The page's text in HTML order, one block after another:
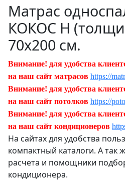
Матрас
КОКОС Н
70х200 см.
Внимание! для удобства
на наш сайт матрасов https://
Внимание! для удобства
на наш сайт потолков https://
Внимание! для удобства
на наш сайт кондиционеров
На сайтах для удобства
компактный каталоги. А так
расчета и помощники
кондиционера.